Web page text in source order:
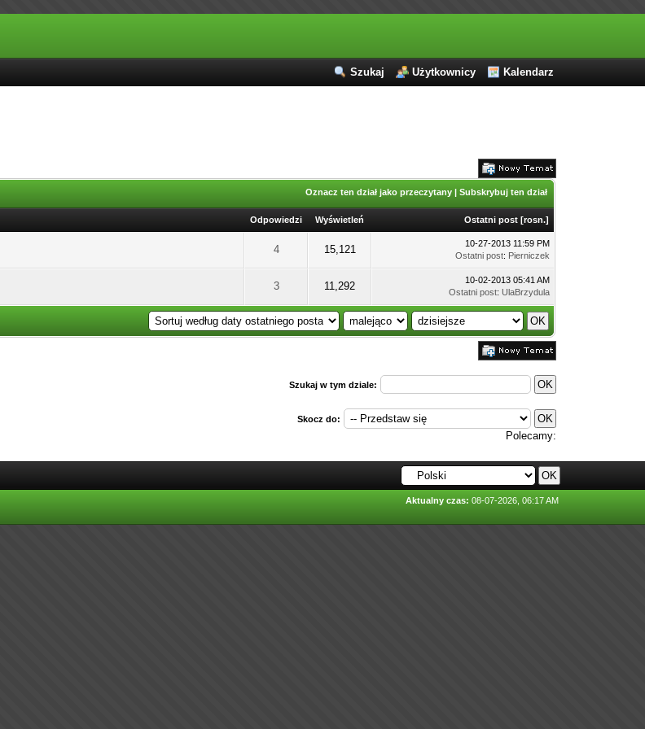
Szukaj Użytkownicy Kalendarz
Oznacz ten dział jako przeczytany |Subskrybuj ten dział
Odpowiedzi Wyświetleń Ostatni post [rosn.]
4 15,121
10-27-2013 11:59 PM
Ostatni post: Pierniczek
3 11,292
10-02-2013 05:41 AM
Ostatni post:UlaBrzydula
Szukaj w tym dziale:
Skocz do:
Polecamy:
Aktualny czas: 08-07-2026, 06:17 AM